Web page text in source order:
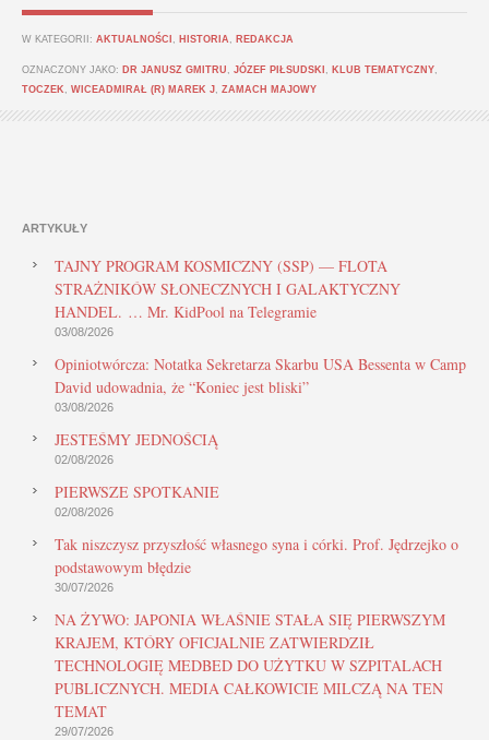
W KATEGORII: AKTUALNOŚCI HISTORIA REDAKCJA
OZNACZONY JAKO: DR JANUSZ GMITRU JÓZEF PIŁSUDSKI KLUB TEMATYCZNY
TOCZEK
WICEADMIRAŁ (R) MAREK J ZAMACH MAJOWY
ARTYKUŁY
TAJNY PROGRAM KOSMICZNY (SSP) — FLOTA
STRAŻNIKÓW SŁONECZNYCH I GALAKTYCZNY
HANDEL. … Mr. KidPool na Telegramie
03/08/2026
Opiniotwórcza: Notatka Sekretarza Skarbu USA Bessenta w Camp
David udowadnia, że “Koniec jest bliski”
03/08/2026
JESTEŚMY JEDNOŚCIĄ
02/08/2026
PIERWSZE SPOTKANIE
02/08/2026
Tak niszczysz przyszłość własnego syna i córki. Prof. Jędrzejko o
podstawowym błędzie
30/07/2026
NA ŻYWO: JAPONIA WŁAŚNIE STAŁA SIĘ PIERWSZYM
KRAJEM, KTÓRY OFICJALNIE ZATWIERDZIŁ
TECHNOLOGIĘ MEDBED DO UŻYTKU W SZPITALACH
PUBLICZNYCH. MEDIA CAŁKOWICIE MILCZĄ NA TEN
TEMAT
29/07/2026